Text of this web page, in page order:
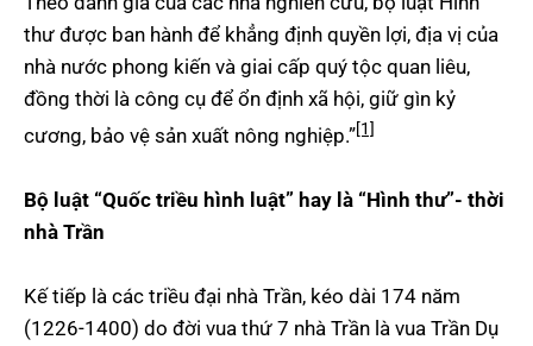
thư được ban hành để khẳng định quyền lợi, địa vị của
nhà nước phong kiến và giai cấp quý tộc quan liêu,
đồng thời là công cụ để ổn định xã hội, giữ gìn kỷ
cương, bảo vệ sản xuất nông nghiệp.”[1]
Bộ luật “Quốc triều hình luật” hay là “Hình thư”- thời
nhà Trần
Kế tiếp là các triều đại nhà Trần, kéo dài 174 năm
(1226-1400) do đời vua thứ 7 nhà Trần là vua Trần Dụ